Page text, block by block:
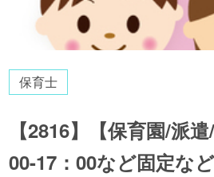
保育士
【2816】【保育園/派
00-17：00など固定な